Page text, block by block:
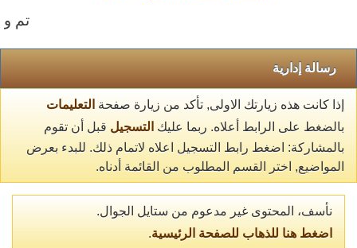
تم
رسالة إدارية
إذا كانت هذه زيارتك الاولى, تأكد من زيارة صفحة التعليمات
بالضغط على الرابط أعلاه. ربما عليك التسجيل قبل أن تقوم
بالمشاركة: اضغط رابط التسجيل اعلاه لاتمام ذلك. للبدء بعرض
المواضيع, اختر القسم المطلوب من القائمة أدناه.
نأسف، المحتوى غير مدعوم من ستايل الجوال.
اضغط هنا للذهاب للصفحة الرئيسية.